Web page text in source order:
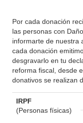
Por cada donación
las personas con
informarte de nuestra
cada donación
desgravarlo en tu
reforma fiscal, desde
donativos se realizan
IRPF
(Personas físicas)